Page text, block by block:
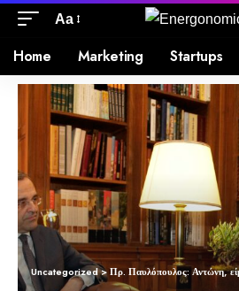
Aa
Home Marketing Startups
Uncategorized>Πρ. Παυλόπουλος: Αντώνη,